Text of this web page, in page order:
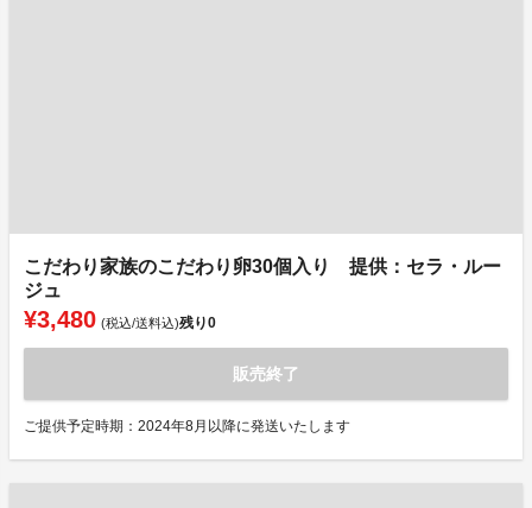
こだわり家族のこだわり卵30個入り 提供：セラ・ルー
ジュ
¥3,480 (税込/送料込)残り0
販売終了
ご提供予定時期：2024年8月以降に発送いたします